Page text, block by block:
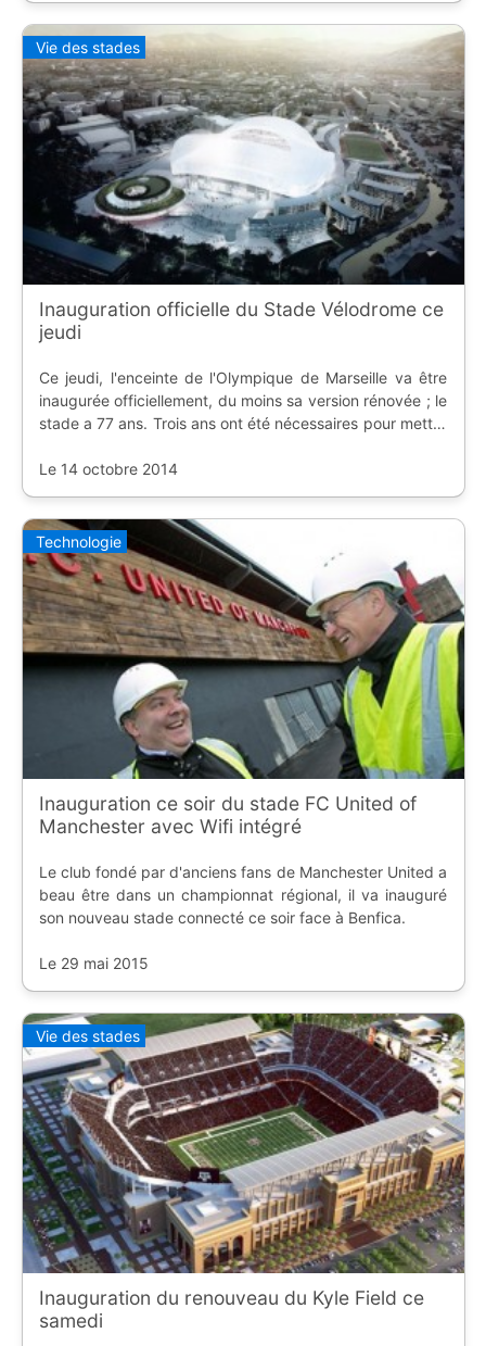
Vie des stades
Inauguration officielle du Stade Vélodrome ce
jeudi
Ce jeudi, l'enceinte de l'Olympique de Marseille va être
inaugurée officiellement, du moins sa version rénovée ; le
stade a 77 ans. Trois ans ont été nécessaires pour mettre
67.000 places.
Le 14 octobre 2014
Technologie
Inauguration ce soir du stade FC United of
Manchester avec Wifi intégré
Le club fondé par d'anciens fans de Manchester United a
beau être dans un championnat régional, il va inauguré
son nouveau stade connecté ce soir face à Benfica.
Le 29 mai 2015
Vie des stades
Inauguration du renouveau du Kyle Field ce
samedi